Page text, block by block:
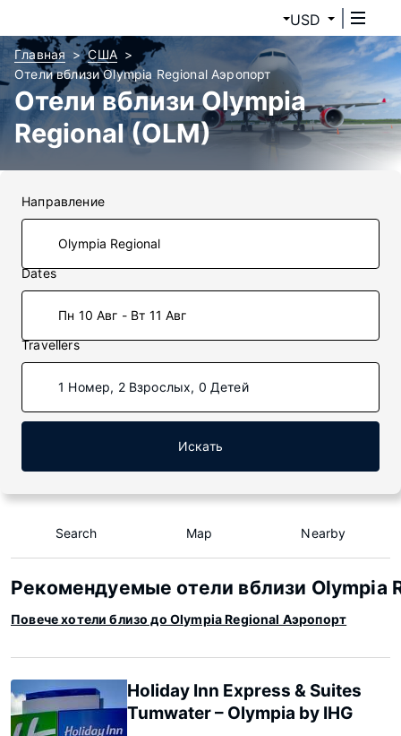
USD
Главная
США
Отели вблизи Olympia Regional Аэропорт
Отели вблизи Olympia
Regional (OLM)
Направление
Dates
Пн 10 Авг - Вт 11 Авг
Travellers
1 Номер, 2 Взрослых, 0 Детей
Искать
Search Map Nearby
Рекомендуемые отели вблизи Olympia
Повече хотели близо до Olympia Regional Аэропорт
Holiday Inn Express & Suites
Tumwater – Olympia by IHG